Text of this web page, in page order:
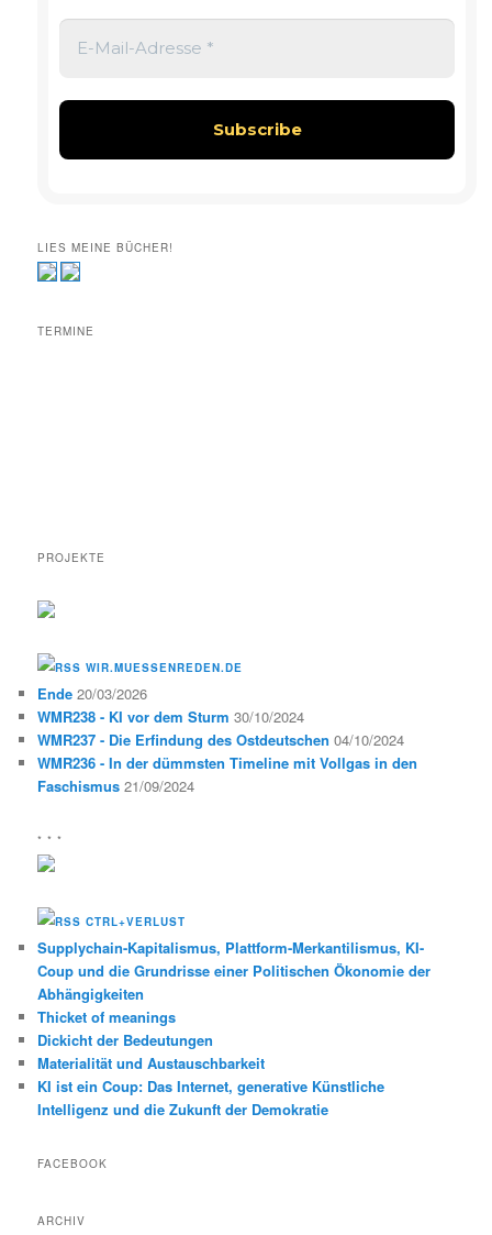
LIES MEINE BÜCHER!
TERMINE
PROJEKTE
WIR.MUESSENREDEN.DE
Ende 20/03/2026
WMR238 - KI vor dem Sturm 30/10/2024
WMR237 - Die Erfindung des Ostdeutschen 04/10/2024
WMR236 - In der dümmsten Timeline mit Vollgas in den
Faschismus 21/09/2024
* * *
CTRL+VERLUST
Supplychain-Kapitalismus, Plattform-Merkantilismus, KI-
Coup und die Grundrisse einer Politischen Ökonomie der
Abhängigkeiten
Thicket of meanings
Dickicht der Bedeutungen
Materialität und Austauschbarkeit
KI ist ein Coup: Das Internet, generative Künstliche
Intelligenz und die Zukunft der Demokratie
FACEBOOK
ARCHIV